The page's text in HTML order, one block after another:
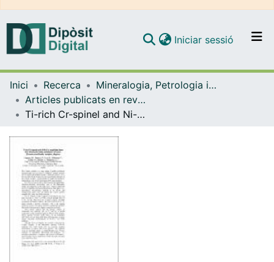
Navega per tot el DD
Com publicar
Iniciar sessió (current)
Inici Recerca
Mineralogia, Petrologia i Geologia Aplicada
Articles publicats en revistes (Mineralogia, Petrologia i Geologia Aplicada)
Ti-rich Cr-spinel and Ni-Fe-Cu sulphides from the Hamutenha basic-ultrabasic intrusion (Cunene anorthosite complex, Angola)